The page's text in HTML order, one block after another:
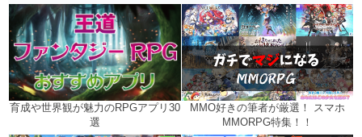
育成や世界観が魅力のRPGアプリ30
選
MMO好きの筆者が厳選！ スマホ
MMORPG特集！！